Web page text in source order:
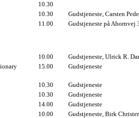
10.30
10.30
Gudstjeneste, Carsten
11.00 Gudstjeneste på Ahornvej
10.00
Gudstjeneste, Ulrick R.
15.00 Gudstjeneste
10.30
Gudstjeneste
10.30
Gudstjeneste
14.00
Gudstjeneste
10.00 Gudstjeneste, Birk